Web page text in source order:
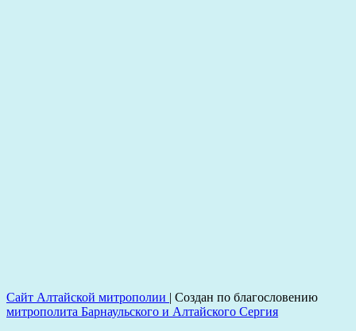
Сайт Алтайской митрополии | Создан по благословению
митрополита Барнаульского и Алтайского Сергия